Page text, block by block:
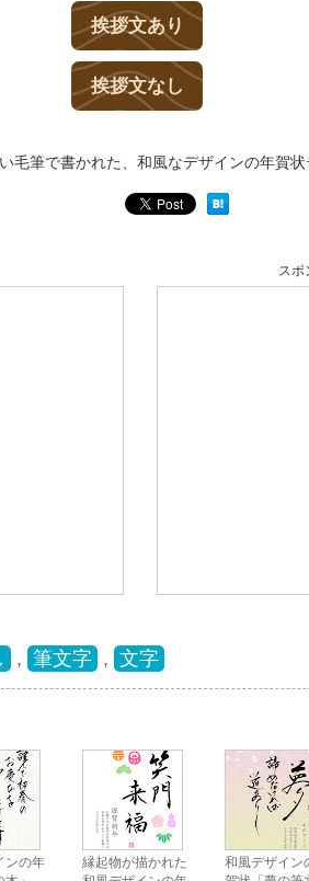
挨拶文あり
挨拶文なし
毛筆で書かれた、和風なデザインの年賀状
スポ
, 筆文字 , 文字
ンの年
縁起物が描かれた
和風デザイン